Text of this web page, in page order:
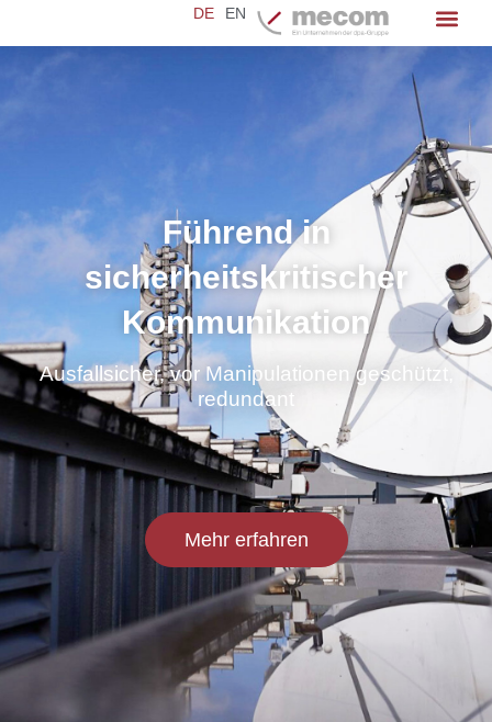
DE EN
Führend in
sicherheitskritischer
Kommunikation
Ausfallsicher, vor Manipulationen geschützt,
redundant
Mehr erfahren